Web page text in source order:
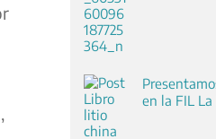
en la FIL La